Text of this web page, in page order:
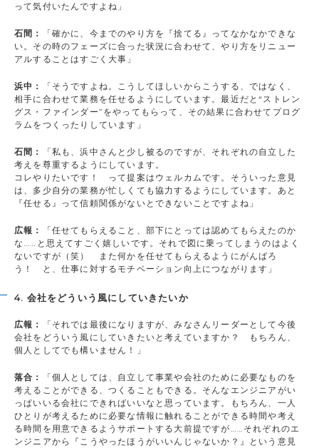
って気付いたんですよね」
石間：
「確かに、今までのやり方を『捨てる』ってなかなかできな
い。その時のフェーズに合った状況に合わせて、やり方をリニュー
アルすることはすごく大事」
浜中：
「そうですよね。こうしてほしいからこうする、ではなく、
相手に合わせて業務を任せるようにしています。最近だと“ストレン
グス・ファインダー”をやってもらって、その結果に合わせてプログ
ラムをつくったりしています」
石間：
「私も、浜中さんと少し被るのですが、それぞれの自立した
考えを尊重するようにしています。
コレやりたいです！ って提案はウェルカムです。そういった意見
は、多少自分の業務が忙しくても協力するようにしています。あと
『任せる』って信頼関係がないとできないことですよね」
広報：
「任せてもらえること、部下にとっては認めてもらえたのか
な……と思えてすごく嬉しいです。それで図に乗ってしまうのはよく
ないですが（笑） また何かを任せてもらえるようにがんばろ
う！ と、仕事に対するモチベーション向上につながります」
4. 会社をどういう風にしていきたいか
広報：
「それでは最後になりますが、みなさんリーダーとして今後
会社をどういう風にしていきたいと考えていますか？ もちろん、
個人としてでも構いません！」
落合：
「個人としては、自立して事業や会社のために必要なものを
考えることができる、つくることもできる。そんなエンジニアがい
っぱいいる会社にできればいいなと思っています。もちろん、一人
ひとりが考えるために必要な情報に触れることができる時間や考え
る時間を用意できるようサポートする大前提ですが……それぞれのエ
ンジニアから『こうやったほうがいいんじゃないか？』という意見